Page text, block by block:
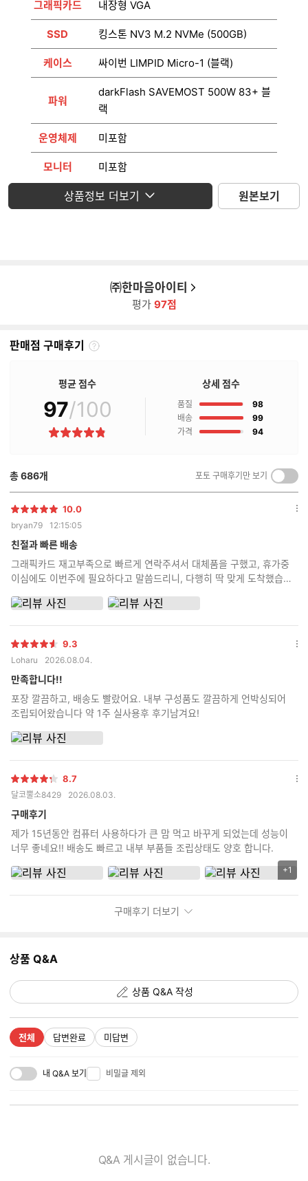
그래픽카드 내장형 VGA
SSD 킹스톤 NV3 M.2 NVMe (500GB)
케이스 싸이번 LIMPID Micro-1 (블랙)
파워
darkFlash SAVEMOST 500W 83+ 블
랙
운영체제 미포함
모니터 미포함
상품정보 더보기 원본보기
㈜한마음아이티
평가 97점
판매점 구매후기
판
매
후
기
평균 점수
97/100
별
상세 점수
품질 98점
배송
99점
가격
94점
총686개 포토 구매후기만 보기
켜
기/
별
점
10.0
bryan79 12:15:05
친절과 빠른 배송
그래픽카드 재고부족으로 빠르게 연락주셔서 대체품을 구했고, 휴가중
이심에도 이번주에 필요하다고 말씀드리니, 다행히 딱 맞게 도착했습니
옵
별
점
9.3
Loharu 2026.08.04.
만족합니다!!
포장 깔끔하고, 배송도 빨랐어요. 내부 구성품도 깔끔하게 언박싱되어
조립되어왔습니다 약 1주 실사용후 후기남겨요!
옵
별
점
8.7
달코뿔소8429 2026.08.03.
구매후기
제가 15년동안 컴퓨터 사용하다가 큰 맘 먹고 바꾸게 되었는데 성능이
너무 좋네요!! 배송도 빠르고 내부 부품들 조립상태도 양호 합니다.
리
수
+1
옵
구매후기 더보기
상품 Q&A
상품 Q&A 작성
전체 답변완료 미답변
내 Q&A 보기 비밀글 제외
Q&A 게시글이 없습니다.